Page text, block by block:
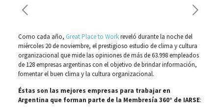
Como cada año, Great Place to Workreveló durante la noche del
miércoles 20 de noviembre, el prestigioso estudio de clima y cultura
organizacional que mide las opiniones de más de 63.998 empleados
de 128 empresas argentinas con el objetivo de brindar información,
fomentar el buen clima y la cultura organizacional.
Éstas son las mejores empresas para trabajar en
Argentina que forman parte de la Membresía 360° de IARSE: